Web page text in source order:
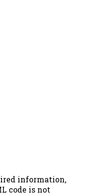
information,
code is not